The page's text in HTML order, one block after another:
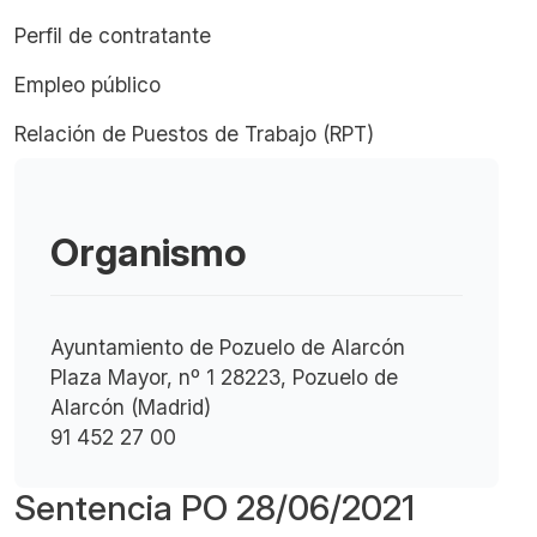
Perfil de contratante
Empleo público
Relación de Puestos de Trabajo (RPT)
Organismo
Ayuntamiento de Pozuelo de Alarcón
Plaza Mayor, nº 1 28223, Pozuelo de
Alarcón (Madrid)
91 452 27 00
Sentencia PO 28/06/2021